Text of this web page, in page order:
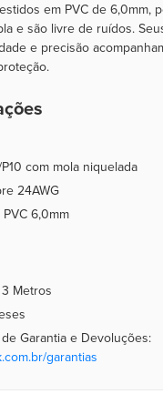
em PVC de 6,0mm,
e são livre de ruídos.
e precisão
com mola niquelada
24AWG
6,0mm
Metros
Garantia e Devoluções:
garantias